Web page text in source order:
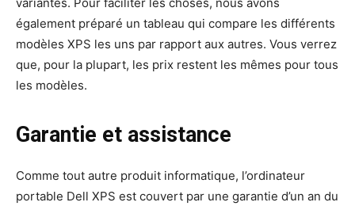
également préparé un tableau qui compare les différents
modèles XPS les uns par rapport aux autres. Vous verrez
que, pour la plupart, les prix restent les mêmes pour tous
les modèles.
Garantie et assistance
Comme tout autre produit informatique, l’ordinateur
portable Dell XPS est couvert par une garantie d’un an du